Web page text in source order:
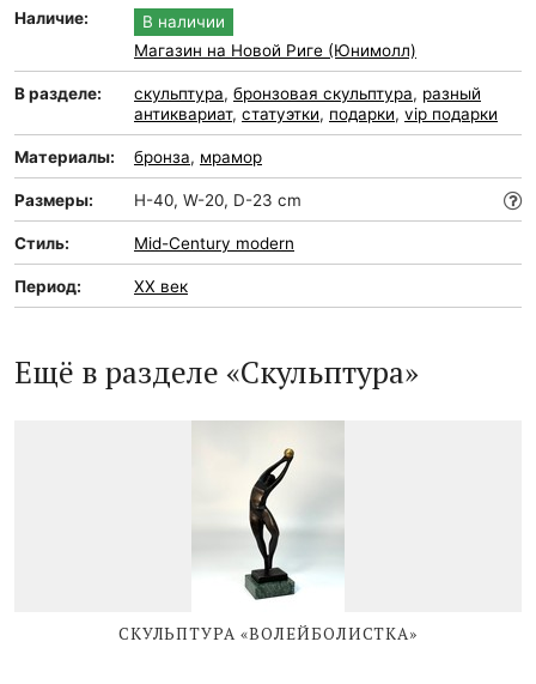
Наличие:
В наличии
Магазин на Новой Риге (Юнимолл)
В разделе: скульптура, бронзовая скульптура, разный
антиквариат, статуэтки, подарки, vip подарки
Материалы: бронза, мрамор
Размеры: Н-40, W-20, D-23 cm
Стиль: Mid-Сentury modern
Период: XX век
Ещё в разделе «Скульптура»
СКУЛЬПТУРА «ВОЛЕЙБОЛИСТКА»